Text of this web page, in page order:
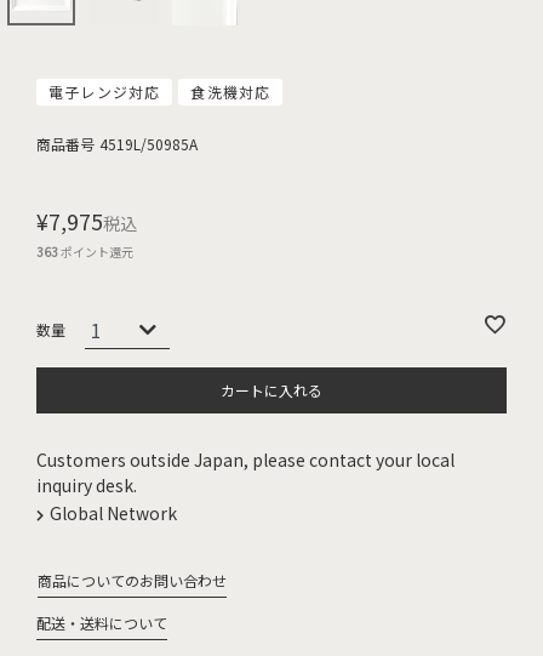
電子レンジ対応 食洗機対応
商品番号 4519L/50985A
¥7,975税込
363ポイント還元
カートに入れる
Customers outside Japan, please contact your local
inquiry desk.
Global Network
商品についてのお問い合わせ
配送・送料について